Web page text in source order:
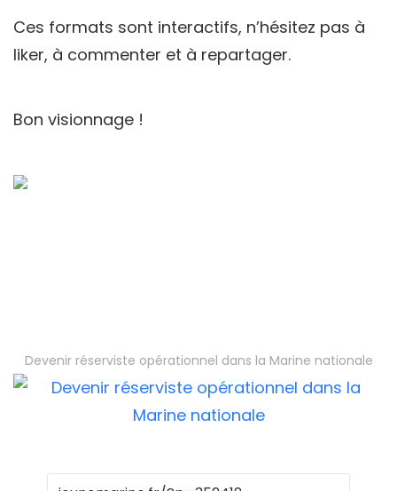
Ces formats sont interactifs, n’hésitez pas à
liker, à commenter et à repartager.
Bon visionnage !
Devenir réserviste opérationnel dans la Marine nationale